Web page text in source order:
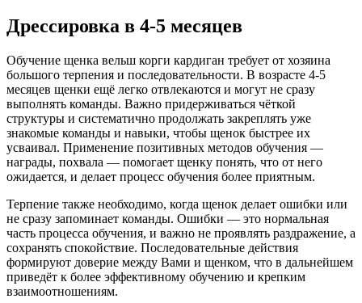
Дрессировка в 4‑5 месяцев
Обучение щенка вельш корги кардиган требует от хозяина
большого терпения и последовательности. В возрасте 4-5
месяцев щенки ещё легко отвлекаются и могут не сразу
выполнять команды. Важно придерживаться чёткой
структуры и систематично продолжать закреплять уже
знакомые команды и навыки, чтобы щенок быстрее их
усваивал. Применение позитивных методов обучения —
награды, похвала — помогает щенку понять, что от него
ожидается, и делает процесс обучения более приятным.
Терпение также необходимо, когда щенок делает ошибки или
не сразу запоминает команды. Ошибки — это нормальная
часть процесса обучения, и важно не проявлять раздражение, а
сохранять спокойствие. Последовательные действия
формируют доверие между Вами и щенком, что в дальнейшем
приведёт к более эффективному обучению и крепким
взаимоотношениям.